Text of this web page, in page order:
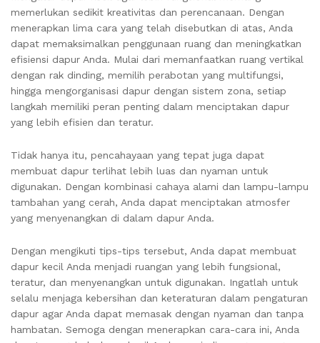
memerlukan sedikit kreativitas dan perencanaan. Dengan
menerapkan lima cara yang telah disebutkan di atas, Anda
dapat memaksimalkan penggunaan ruang dan meningkatkan
efisiensi dapur Anda. Mulai dari memanfaatkan ruang vertikal
dengan rak dinding, memilih perabotan yang multifungsi,
hingga mengorganisasi dapur dengan sistem zona, setiap
langkah memiliki peran penting dalam menciptakan dapur
yang lebih efisien dan teratur.
Tidak hanya itu, pencahayaan yang tepat juga dapat
membuat dapur terlihat lebih luas dan nyaman untuk
digunakan. Dengan kombinasi cahaya alami dan lampu-lampu
tambahan yang cerah, Anda dapat menciptakan atmosfer
yang menyenangkan di dalam dapur Anda.
Dengan mengikuti tips-tips tersebut, Anda dapat membuat
dapur kecil Anda menjadi ruangan yang lebih fungsional,
teratur, dan menyenangkan untuk digunakan. Ingatlah untuk
selalu menjaga kebersihan dan keteraturan dalam pengaturan
dapur agar Anda dapat memasak dengan nyaman dan tanpa
hambatan. Semoga dengan menerapkan cara-cara ini, Anda